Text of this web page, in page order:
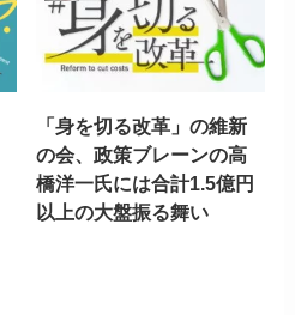
「身を切る改革」の維新
の会、政策ブレーンの高
橋洋一氏には合計1.5億円
以上の大盤振る舞い